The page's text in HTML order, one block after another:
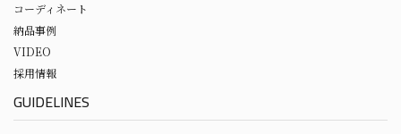
コーディネート
納品事例
VIDEO
採用情報
GUIDELINES